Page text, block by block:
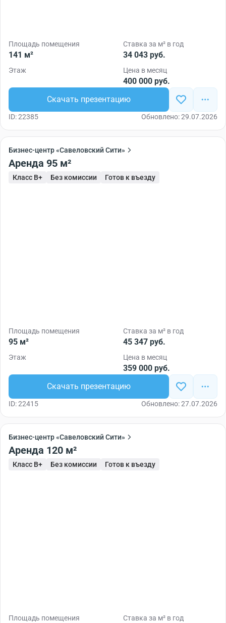
Площадь помещения
141 м²
Ставка за м² в год
34 043 руб.
Этаж Цена в месяц
400 000 руб.
Скачать презентацию
ID: 22385 Обновлено: 29.07.2026
Бизнес-центр «Савеловский Сити»
Аренда 95 м²
Класс B+ Без комиссии Готов к въезду
Площадь помещения
95 м²
Ставка за м² в год
45 347 руб.
Этаж Цена в месяц
359 000 руб.
Скачать презентацию
ID: 22415 Обновлено: 27.07.2026
Бизнес-центр «Савеловский Сити»
Аренда 120 м²
Класс B+ Без комиссии Готов к въезду
Площадь помещения Ставка за м² в год